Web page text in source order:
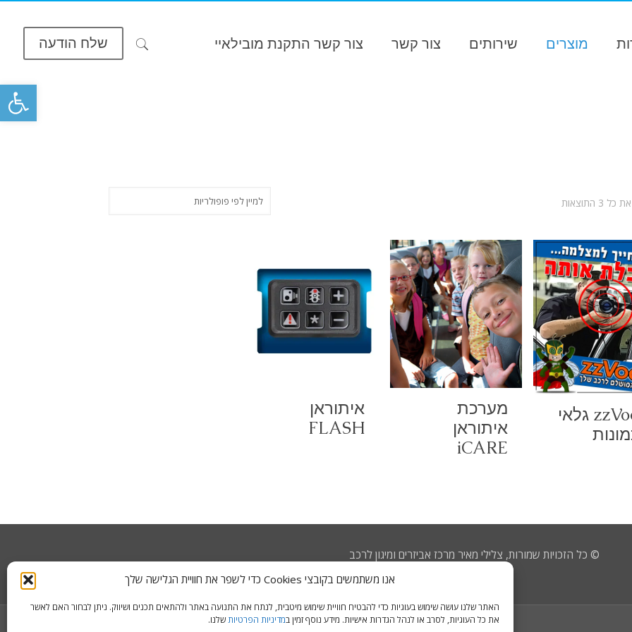
פתח
אנו משתמשים בקובצי Cookies כדי לשפר את חוויית הגלישה שלך
האתר שלנו עושה שימוש בעוגיות כדי להבטיח חוויית שימוש מיטבית, לנתח את התנועה באתר ולהתאים תכנים ושיווק. ניתן לבחור האם לאשר
את כל העוגיות, לסרב או לנהל הגדרות אישיות. מידע נוסף זמין במדיניות הפרטיותשלנו.
מוצרים שירותים צור קשר צור קשר התקנת מובילאיי שלח הודעה
התוצאות
ממוין
zzVooV גלאי
מערכת
איתוראן
iCARE
איתוראן
FLASH
© כל הזכויות שמורות, צלילי מאיר מרכז אביזרים ומיגון לרכב